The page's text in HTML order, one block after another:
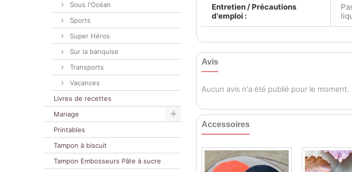
Entretien / Précautions
d'emploi :
Avis
Aucun avis n'a été publié pour le moment.
Accessoires
Sous l'Océan
Sports
Super Héros
Sur la banquise
Transports
Vacances
Livres de recettes
Mariage
Printables
Tampon à biscuit
Tampon Embosseurs Pâte à sucre